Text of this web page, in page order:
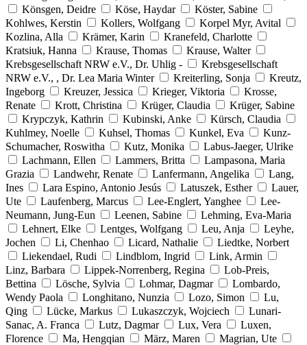
Könsgen, Deidre
Köse, Haydar
Köster, Sabine
Kohlwes, Kerstin
Kollers, Wolfgang
Korpel Myr, Avital
Kozlina, Alla
Krämer, Karin
Kranefeld, Charlotte
Kratsiuk, Hanna
Krause, Thomas
Krause, Walter
Krebsgesellschaft NRW e.V., Dr. Uhlig -
Krebsgesellschaft
NRW e.V., , Dr. Lea Maria Winter
Kreiterling, Sonja
Kreutz,
Ingeborg
Kreuzer, Jessica Krieger, Viktoria
Krosse,
Renate
Krott, Christina Krüger, Claudia
Krüger, Sabine
Krypczyk, Kathrin
Kubinski, Anke
Kürsch, Claudia
Kuhlmey, Noelle
Kuhsel, Thomas Kunkel, Eva
Kunz-
Schumacher, Roswitha
Kutz, Monika
Labus-Jaeger, Ulrike
Lachmann, Ellen
Lammers, Britta
Lampasona, Maria
Grazia
Landwehr, Renate Lanfermann, Angelika
Lang,
Ines
Lara Espino, Antonio Jesús Latuszek, Esther
Lauer,
Ute
Laufenberg, Marcus Lee-Englert, Yanghee
Lee-
Neumann, Jung-Eun
Leenen, Sabine
Lehming, Eva-Maria
Lehnert, Elke
Lentges, Wolfgang Leu, Anja
Leyhe,
Jochen
Li, Chenhao Licard, Nathalie
Liedtke, Norbert
Liekendael, Rudi
Lindblom, Ingrid
Link, Armin
Linz, Barbara
Lippek-Norrenberg, Regina
Lob-Preis,
Bettina
Lösche, Sylvia Lohmar, Dagmar
Lombardo,
Wendy Paola
Longhitano, Nunzia Lozo, Simon
Lu,
Qing
Lücke, Markus Lukaszczyk, Wojciech
Lunari-
Sanac, A. Franca
Lutz, Dagmar Lux, Vera
Luxen,
Florence
Ma, Hengqian März, Maren
Magrian, Ute